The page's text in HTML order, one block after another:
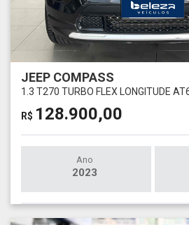
JEEP COMPASS
1.3 T270 TURBO FLEX LONGITUDE
R$ 128.900,00
Ano
2023